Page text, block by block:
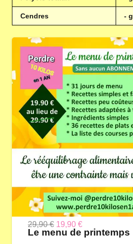
Cendres - g
29,90€ Le
prix
19,90 €Le
prix
Le menu de printemps